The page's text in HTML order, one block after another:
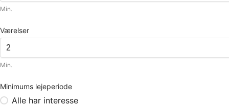
Min.
Værelser
Min.
Minimums lejeperiode
Alle har interesse